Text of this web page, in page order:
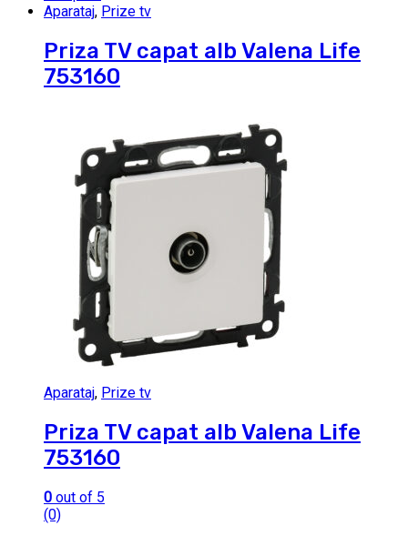
Aparataj, Prize tv
Priza TV capat alb Valena Life
753160
Aparataj, Prize tv
Priza TV capat alb Valena Life
753160
0 out of 5
(0)